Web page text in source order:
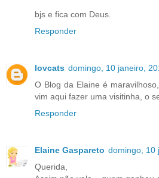
bjs e fica com Deus.
Responder
lovcats domingo, 10 janeiro,
O Blog da Elaine é
vim aqui fazer uma visitinha, o
Responder
Elaine Gaspareto domingo, 10
Querida,